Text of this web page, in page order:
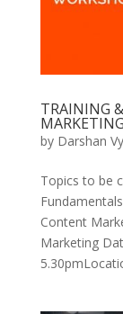
TRAINING
by Darshan
Topics to be
Content
Marketing